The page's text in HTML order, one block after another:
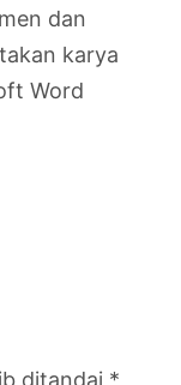
dan
karya
Word
ditandai *